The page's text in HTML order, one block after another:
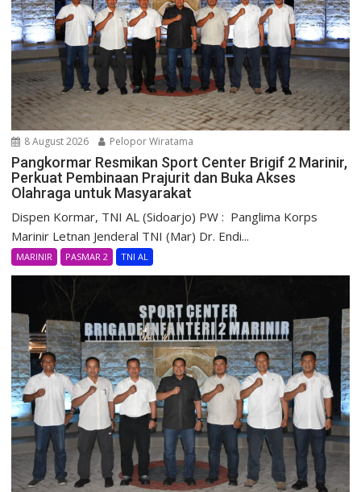
8 August 2026 Pelopor Wiratama
Pangkormar Resmikan Sport Center Brigif 2 Marinir,
Perkuat Pembinaan Prajurit dan Buka Akses
Olahraga untuk Masyarakat
Dispen Kormar, TNI AL (Sidoarjo) PW : Panglima Korps
Marinir Letnan Jenderal TNI (Mar) Dr. Endi...
MARINIR PASMAR 2 TNI AL